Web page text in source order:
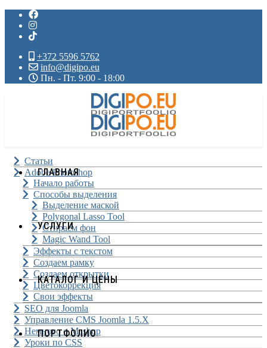
+372 5596 5762
info@digipo.eu
Пн. - Пт. 9:00 - 18:00
ГЛАВНАЯ
УСЛУГИ
КАТАЛОГ И ЦЕНЫ
ПОРТФОЛИО
Статьи
Adobe Photoshop
Начало работы
Способы выделения
Выделение маской
Polygonal Lasso Tool
Стираем фон
Magic Wand Tool
Эффекты с текстом
Создаем рамку
Создаем открытки
Цветокоррекция
Свои эффекты
SEO для Joomla
Управление CMS Joomla 1.5.X
Немного о Mashup
Уроки по CSS